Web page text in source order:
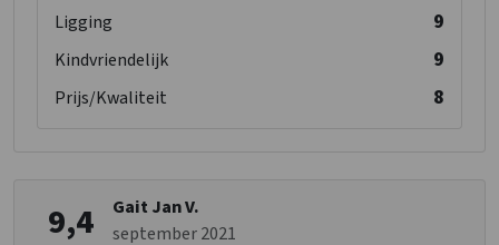
Ligging 9
Kindvriendelijk 9
Prijs/Kwaliteit 8
9,4
Gait Jan V.
september 2021